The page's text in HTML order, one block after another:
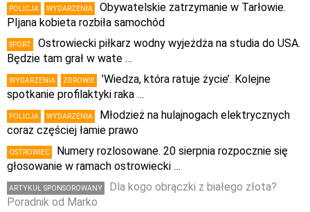
POLICJA WYDARZENIA
Obywatelskie zatrzymanie w Tarłowie.
PIjana kobieta rozbiła samochód
SPORT
Ostrowiecki piłkarz wodny wyjeżdża na studia do USA.
Będzie tam grał w wate …
WYDARZENIA ZDROWIE
’Wiedza, która ratuje życie’. Kolejne
spotkanie profilaktyki raka …
POLICJA WYDARZENIA
Młodzież na hulajnogach elektrycznych
coraz częściej łamie prawo
OSTROWIEC
Numery rozlosowane. 20 sierpnia rozpocznie się
głosowanie w ramach ostrowiecki …
ARTYKUŁ SPONSOROWANY
Dla kogo obrączki z białego złota?
Poradnik od Marko